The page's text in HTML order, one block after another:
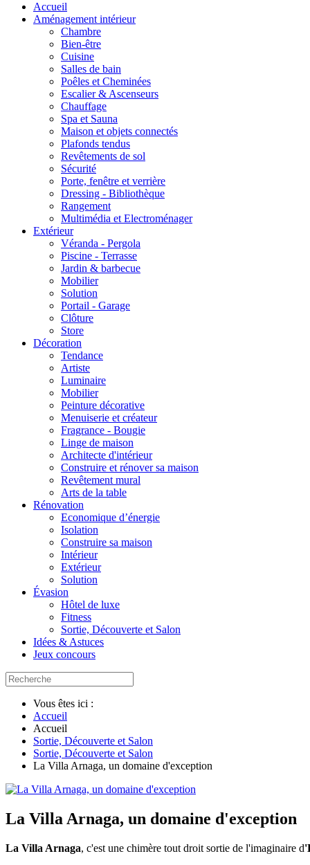
Accueil
Aménagement intérieur
Chambre
Bien-être
Cuisine
Salles de bain
Poêles et Cheminées
Escalier & Ascenseurs
Chauffage
Spa et Sauna
Maison et objets connectés
Plafonds tendus
Revêtements de sol
Sécurité
Porte, fenêtre et verrière
Dressing - Bibliothèque
Rangement
Multimédia et Electroménager
Extérieur
Véranda - Pergola
Piscine - Terrasse
Jardin & barbecue
Mobilier
Solution
Portail - Garage
Clôture
Store
Décoration
Tendance
Artiste
Luminaire
Mobilier
Peinture décorative
Menuiserie et créateur
Fragrance - Bougie
Linge de maison
Architecte d'intérieur
Construire et rénover sa maison
Revêtement mural
Arts de la table
Rénovation
Economique d’énergie
Isolation
Construire sa maison
Intérieur
Extérieur
Solution
Évasion
Hôtel de luxe
Fitness
Sortie, Découverte et Salon
Idées & Astuces
Jeux concours
Vous êtes ici :
Accueil
Accueil
Sortie, Découverte et Salon
Sortie, Découverte et Salon
La Villa Arnaga, un domaine d'exception
La Villa Arnaga, un domaine d'exception
La Villa Arnaga, c'est une chimère tout droit sortie de l'imaginaire d